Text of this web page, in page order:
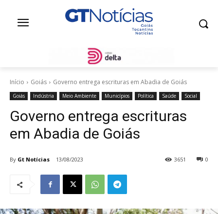
Início Goiás Governo entrega escrituras em Abadia de Goiás
Goiás Indústria Meio Ambiente Municípios Política Saúde Social
Governo entrega escrituras
em Abadia de Goiás
By Gt Notícias 13/08/2023 0
3651